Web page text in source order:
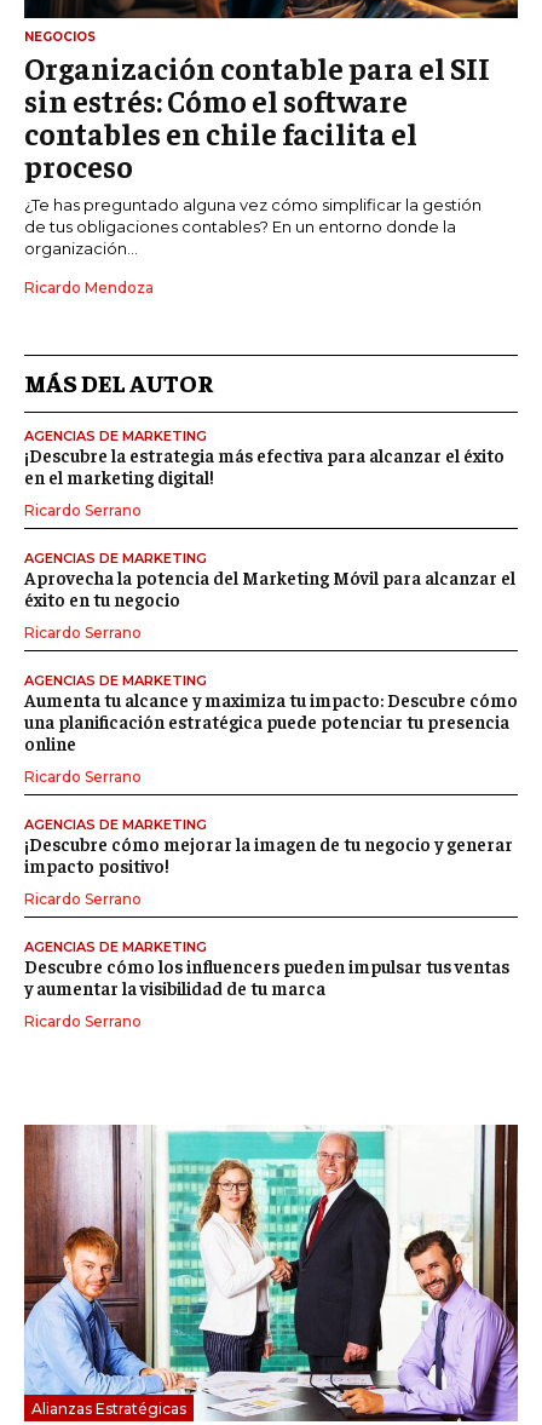
Alianzas Estratégicas
NEGOCIOS
Organización contable para el SII
sin estrés: Cómo el software
contables en chile facilita el
proceso
¿Te has preguntado alguna vez cómo simplificar la gestión
de tus obligaciones contables? En un entorno donde la
organización...
Ricardo Mendoza
MÁS DEL AUTOR
AGENCIAS DE MARKETING
¡Descubre la estrategia más efectiva para alcanzar el éxito
en el marketing digital!
Ricardo Serrano
AGENCIAS DE MARKETING
Aprovecha la potencia del Marketing Móvil para alcanzar el
éxito en tu negocio
Ricardo Serrano
AGENCIAS DE MARKETING
Aumenta tu alcance y maximiza tu impacto: Descubre cómo
una planificación estratégica puede potenciar tu presencia
online
Ricardo Serrano
AGENCIAS DE MARKETING
¡Descubre cómo mejorar la imagen de tu negocio y generar
impacto positivo!
Ricardo Serrano
AGENCIAS DE MARKETING
Descubre cómo los influencers pueden impulsar tus ventas
y aumentar la visibilidad de tu marca
Ricardo Serrano